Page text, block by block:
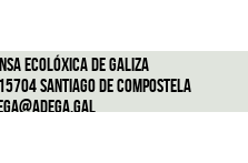
ecolóxica de Galiza
Santiago de Compostela